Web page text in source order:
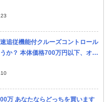
てますが、やはりｉパッケージ以
追従機能付クルーズコントロール
か？ 本体価格700万円以下、オプ
イサイト(Ver.3)搭載のス...
万 あなたならどっちを買います